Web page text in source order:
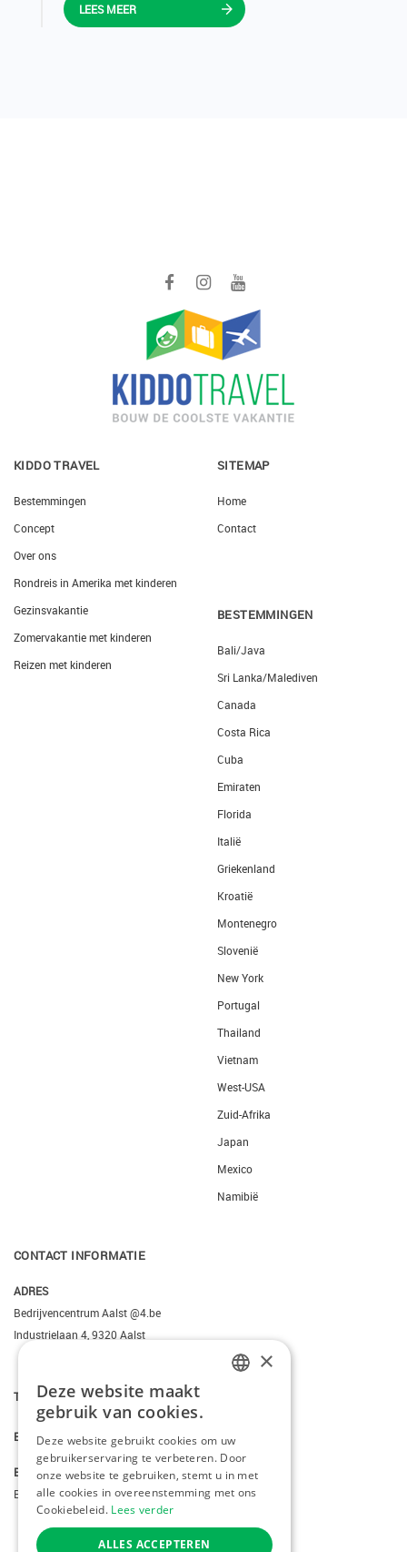
LEES MEER
KIDDO TRAVEL
Bestemmingen
Concept
Over ons
Rondreis in Amerika met kinderen
Gezinsvakantie
Zomervakantie met kinderen
Reizen met kinderen
SITEMAP
Home
Contact
BESTEMMINGEN
Bali/Java
Sri Lanka/Malediven
Canada
Costa Rica
Cuba
Emiraten
Florida
Italië
Griekenland
Kroatië
Montenegro
Slovenië
New York
Portugal
Thailand
Vietnam
West-USA
Zuid-Afrika
Japan
Mexico
Namibië
CONTACT INFORMATIE
ADRES
Bedrijvencentrum Aalst @4.be
Industrielaan 4, 9320 Aalst
T. +3223095206
E. info@kiddotravel.be
BTW
BE 0685795740
ENGLISH
×
Deze website maakt
gebruik van cookies.
Deze website gebruikt cookies om uw
gebruikerservaring te verbeteren. Door
onze website te gebruiken, stemt u in met
alle cookies in overeenstemming met ons
Cookiebeleid. Lees verder
ALLES ACCEPTEREN